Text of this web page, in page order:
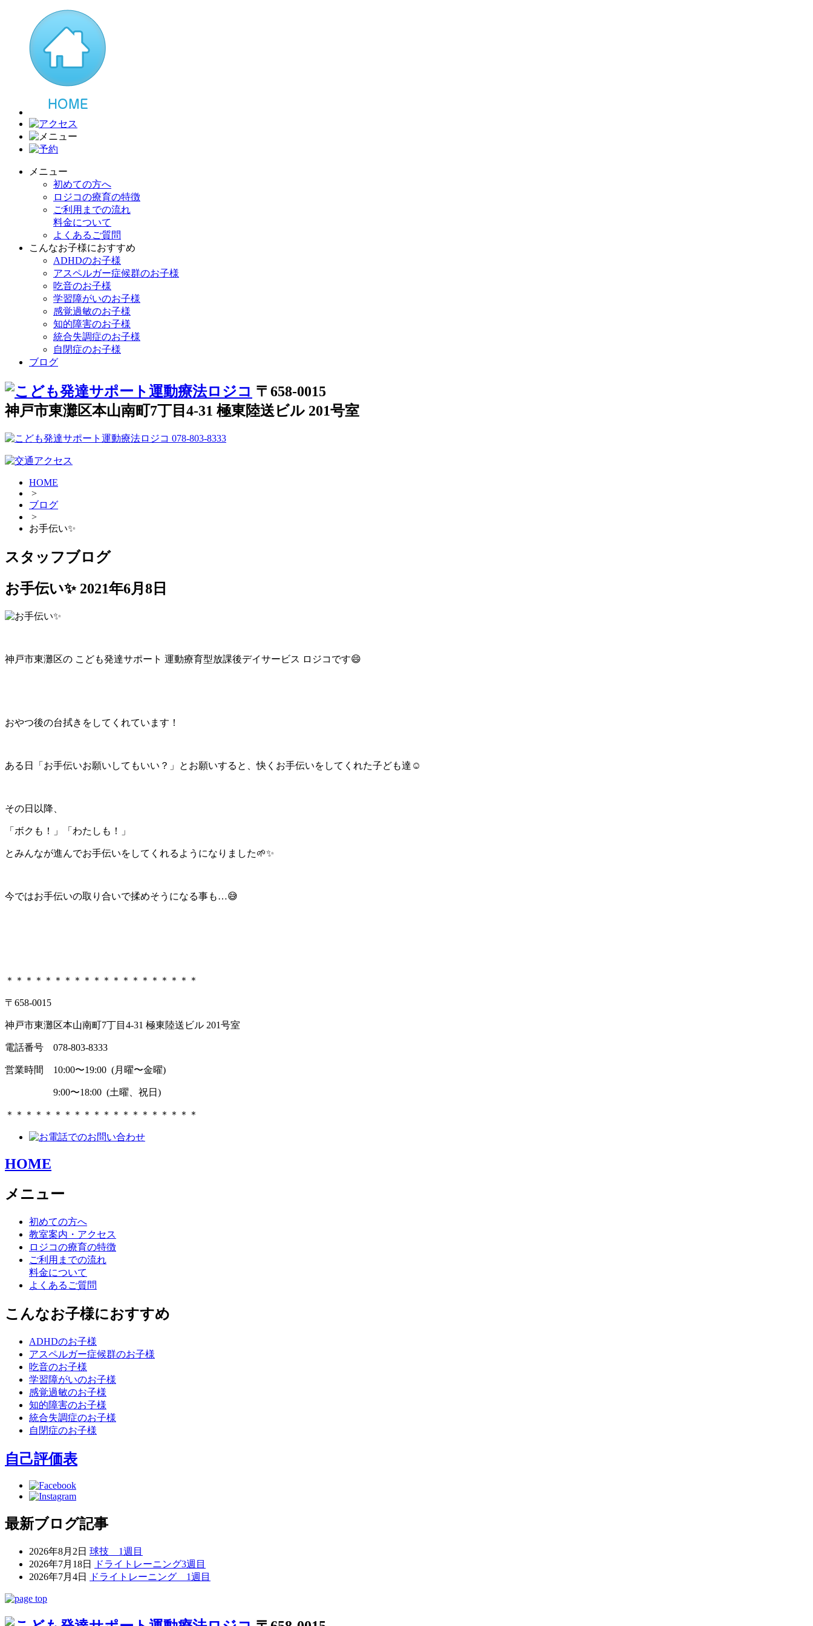
メニュー
初めての方へ
ロジコの療育の特徴
ご利用までの流れ
料金について
よくあるご質問
こんなお子様におすすめ
ADHDのお子様
アスペルガー症候群のお子様
吃音のお子様
学習障がいのお子様
感覚過敏のお子様
知的障害のお子様
統合失調症のお子様
自閉症のお子様
ブログ
〒658-0015
神戸市東灘区本山南町7丁目4-31 極東陸送ビル 201号室
HOME
>
ブログ
>
お手伝い✨
スタッフブログ
お手伝い✨ 2021年6月8日
神戸市東灘区の こども発達サポート 運動療育型放課後デイサービス ロジコです😄
おやつ後の台拭きをしてくれています！
ある日「お手伝いお願いしてもいい？」とお願いすると、快くお手伝いをしてくれた子ども達☺️
その日以降、
「ボクも！」「わたしも！」
とみんなが進んでお手伝いをしてくれるようになりました🌱✨
今ではお手伝いの取り合いで揉めそうになる事も…😅
＊＊＊＊＊＊＊＊＊＊＊＊＊＊＊＊＊＊＊＊
〒658-0015
神戸市東灘区本山南町7丁目4-31 極東陸送ビル 201号室
電話番号 078-803-8333
営業時間 10:00〜19:00 (月曜〜金曜)
9:00〜18:00 (土曜、祝日)
＊＊＊＊＊＊＊＊＊＊＊＊＊＊＊＊＊＊＊＊
HOME
メニュー
初めての方へ
教室案内・アクセス
ロジコの療育の特徴
ご利用までの流れ
料金について
よくあるご質問
こんなお子様におすすめ
ADHDのお子様
アスペルガー症候群のお子様
吃音のお子様
学習障がいのお子様
感覚過敏のお子様
知的障害のお子様
統合失調症のお子様
自閉症のお子様
自己評価表
最新ブログ記事
2026年8月2日 球技 1週目
2026年7月18日
ドライトレーニング3週目
2026年7月4日
ドライトレーニング 1週目